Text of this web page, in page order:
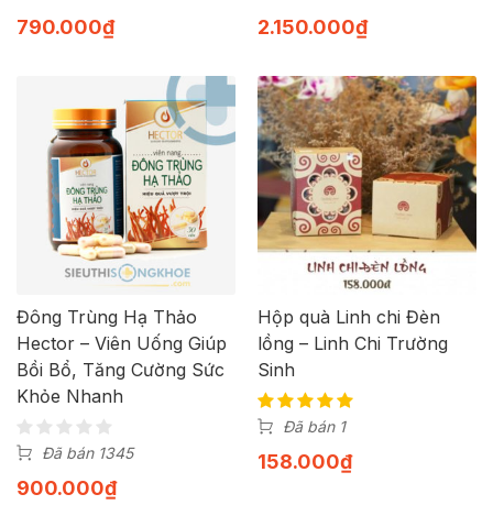
790.000₫ 2.150.000₫
Đông Trùng Hạ Thảo
Hector – Viên Uống Giúp
Bồi Bổ, Tăng Cường Sức
Khỏe Nhanh
Đã bán 1345
900.000₫
Hộp quà Linh chi Đèn
lồng – Linh Chi Trường
Sinh
Đã bán 1
158.000₫